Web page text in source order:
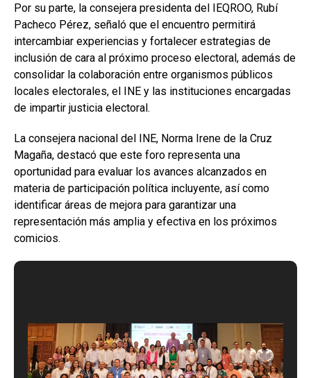
Por su parte, la consejera presidenta del IEQROO, Rubí
Pacheco Pérez, señaló que el encuentro permitirá
intercambiar experiencias y fortalecer estrategias de
inclusión de cara al próximo proceso electoral, además de
consolidar la colaboración entre organismos públicos
locales electorales, el INE y las instituciones encargadas
de impartir justicia electoral.
La consejera nacional del INE, Norma Irene de la Cruz
Magaña, destacó que este foro representa una
oportunidad para evaluar los avances alcanzados en
materia de participación política incluyente, así como
identificar áreas de mejora para garantizar una
representación más amplia y efectiva en los próximos
comicios.